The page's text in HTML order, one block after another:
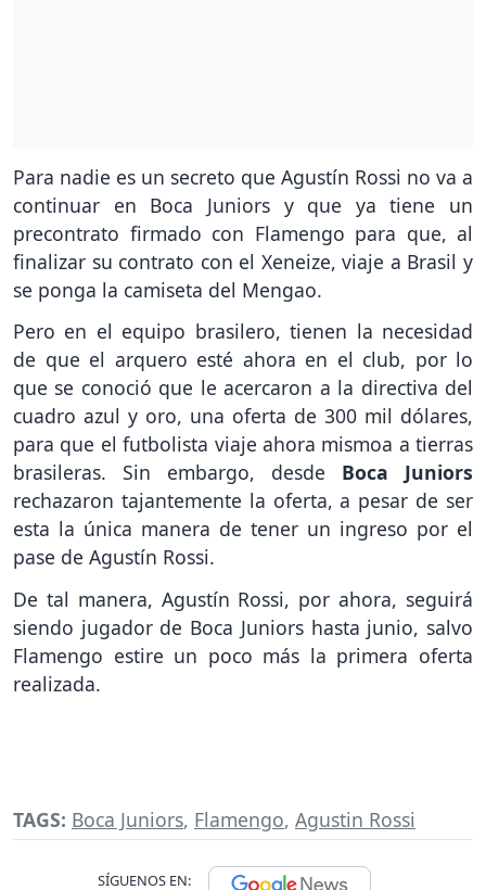
Para nadie es un secreto que Agustín Rossi no va a
continuar en Boca Juniors y que ya tiene un
precontrato firmado con Flamengo para que, al
finalizar su contrato con el Xeneize, viaje a Brasil y
se ponga la camiseta del Mengao.
Pero en el equipo brasilero, tienen la necesidad
de que el arquero esté ahora en el club, por lo
que se conoció que le acercaron a la directiva del
cuadro azul y oro, una oferta de 300 mil dólares,
para que el futbolista viaje ahora mismoa a tierras
brasileras. Sin embargo, desde Boca Juniors
rechazaron tajantemente la oferta, a pesar de ser
esta la única manera de tener un ingreso por el
pase de Agustín Rossi.
De tal manera, Agustín Rossi, por ahora, seguirá
siendo jugador de Boca Juniors hasta junio, salvo
Flamengo estire un poco más la primera oferta
realizada.
TAGS: Boca Juniors, Flamengo, Agustin Rossi
SÍGUENOS EN: